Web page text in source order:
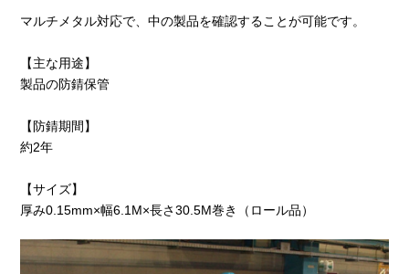
マルチメタル対応で、中の製品を確認することが可能です。
【主な用途】
製品の防錆保管
【防錆期間】
約2年
【サイズ】
厚み0.15mm×幅6.1M×長さ30.5M巻き（ロール品）